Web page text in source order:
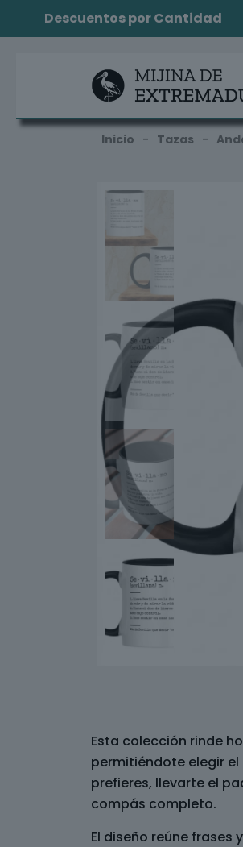
Descuentos por Cantidad
Inicio - Tazas -
Esta colección rinde
permitiéndote elegir
prefieres, llevarte el
compás completo.
El diseño reúne frases